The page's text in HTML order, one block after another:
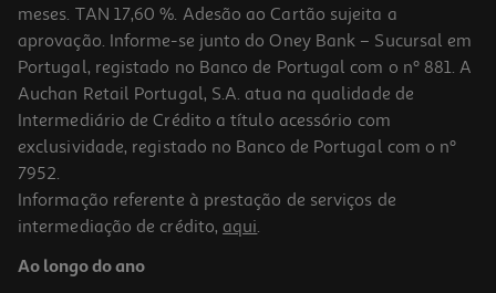
meses. TAN 17,60 %. Adesão ao Cartão sujeita a
aprovação. Informe-se junto do Oney Bank – Sucursal em
Portugal, registado no Banco de Portugal com o nº 881. A
Auchan Retail Portugal, S.A. atua na qualidade de
Intermediário de Crédito a título acessório com
exclusividade, registado no Banco de Portugal com o nº
7952.
Informação referente à prestação de serviços de
intermediação de crédito, aqui.
Ao longo do ano